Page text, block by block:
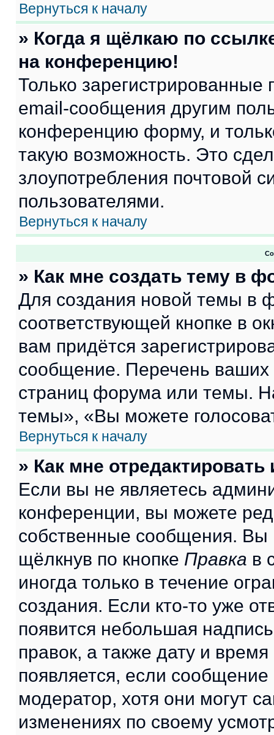
Вернуться к началу
» Когда я щёлкаю по
на конференцию!
Только зарегистрированные
email-сообщения другим
конференцию форму, и
такую возможность. Это
злоупотребления почтовой
пользователями.
Вернуться к началу
» Как мне создать тему в
Для создания новой темы в
соответствующей кнопке в
вам придётся
сообщение. Перечень ваших
страниц форума или темы.
темы», «Вы можете
Вернуться к началу
» Как мне
Если вы не являетесь
конференции, вы можете
собственные сообщения. Вы
щёлкнув по кнопке Правка в
иногда только в течение
создания. Если кто-то уже
появится небольшая
правок, а также дату и
появляется, если
модератор, хотя они могут
изменениях по своему